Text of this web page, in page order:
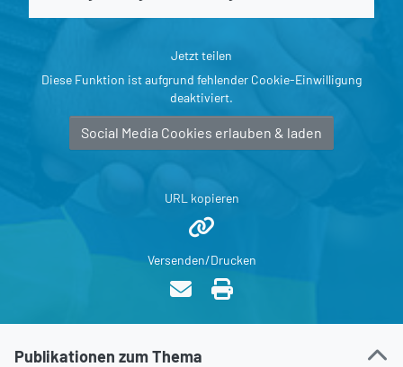
Jetzt teilen
Diese Funktion ist aufgrund fehlender Cookie-Einwilligung
deaktiviert.
Social Media Cookies erlauben & laden
URL kopieren
Versenden/Drucken
Publikationen zum Thema